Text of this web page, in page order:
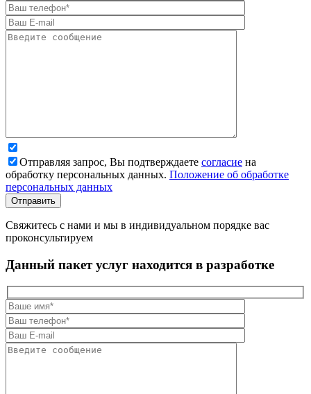
Отправляя запрос, Вы подтверждаете согласие на
обработку персональных данных. Положение об обработке
персональных данных
Свяжитесь с нами и мы в индивидуальном порядке вас
проконсультируем
Данный пакет услуг находится в разработке